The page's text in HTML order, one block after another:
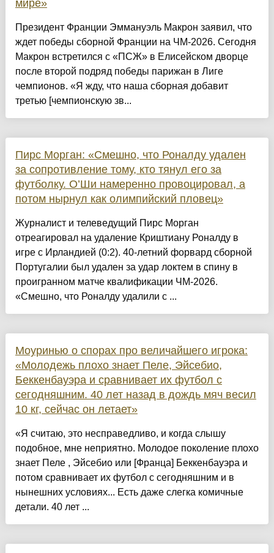
мире»
Президент Франции Эммануэль Макрон заявил, что
ждет победы сборной Франции на ЧМ-2026. Сегодня
Макрон встретился с «ПСЖ» в Елисейском дворце
после второй подряд победы парижан в Лиге
чемпионов. «Я жду, что наша сборная добавит
третью [чемпионскую зв...
Пирс Морган: «Смешно, что Роналду удален
за сопротивление тому, кто тянул его за
футболку. О’Ши намеренно провоцировал, а
потом нырнул как олимпийский пловец»
Журналист и телеведущий Пирс Морган
отреагировал на удаление Криштиану Роналду в
игре с Ирландией (0:2). 40-летний форвард сборной
Португалии был удален за удар локтем в спину в
проигранном матче квалификации ЧМ-2026.
«Смешно, что Роналду удалили с ...
Моуринью о спорах про величайшего игрока:
«Молодежь плохо знает Пеле, Эйсебио,
Беккенбауэра и сравнивает их футбол с
сегодняшним. 40 лет назад в дождь мяч весил
10 кг, сейчас он летает»
«Я считаю, это несправедливо, и когда слышу
подобное, мне неприятно. Молодое поколение плохо
знает Пеле , Эйсебио или [Франца] Беккенбауэра и
потом сравнивает их футбол с сегодняшним и в
нынешних условиях... Есть даже слегка комичные
детали. 40 лет ...